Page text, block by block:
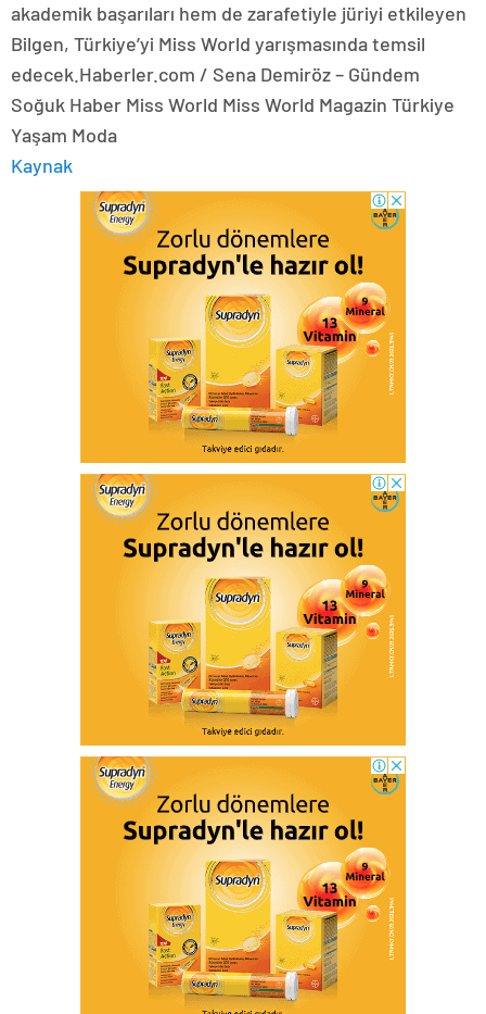
akademik başarıları hem de zarafetiyle jüriyi etkileyen
Bilgen, Türkiye’yi Miss World yarışmasında temsil
edecek.Haberler.com / Sena Demiröz – Gündem
Soğuk Haber Miss World Miss World Magazin Türkiye
Yaşam Moda
Kaynak